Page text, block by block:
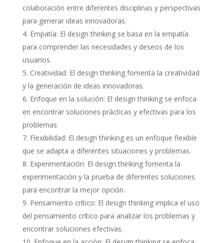
colaboración entre diferentes disciplinas y perspectivas
para generar ideas innovadoras.
Empatía: El design thinking se basa en la empatía
para comprender las necesidades y deseos de los
usuarios.
Creatividad: El design thinking fomenta la creatividad
y la generación de ideas innovadoras.
Enfoque en la solución: El design thinking se enfoca
en encontrar soluciones prácticas y efectivas para los
problemas.
Flexibilidad: El design thinking es un enfoque flexible
que se adapta a diferentes situaciones y problemas.
Experimentación: El design thinking fomenta la
experimentación y la prueba de diferentes soluciones
para encontrar la mejor opción.
Pensamiento crítico: El design thinking implica el uso
del pensamiento crítico para analizar los problemas y
encontrar soluciones efectivas.